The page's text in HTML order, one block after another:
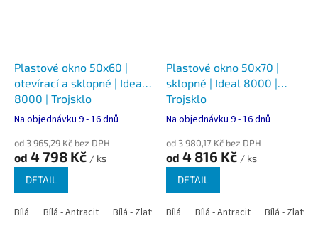
Plastové okno 50x60 |
otevírací a sklopné | Ideal
8000 | Trojsklo
Na objednávku 9 - 16 dnů
od 3 965,29 Kč bez DPH
od 4 798 Kč / ks
DETAIL
Bílá Bílá - Antracit Bílá - Zlatý dub Bílá - Tmavý dub Bílá -
Plastové okno 50x70 |
sklopné | Ideal 8000 |
Trojsklo
Na objednávku 9 - 16 dnů
od 3 980,17 Kč bez DPH
od 4 816 Kč / ks
DETAIL
Bílá Bílá - Antracit Bílá - Zlatý